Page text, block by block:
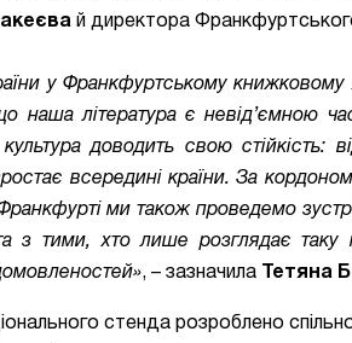
й директора
у Франкфуртському
наша література є невід’ємною
культура доводить свою стійкість:
всередині країни. За
ми також проведемо
та з тими, хто лише розглядає
, – зазначила Тетяна
стенда розроблено